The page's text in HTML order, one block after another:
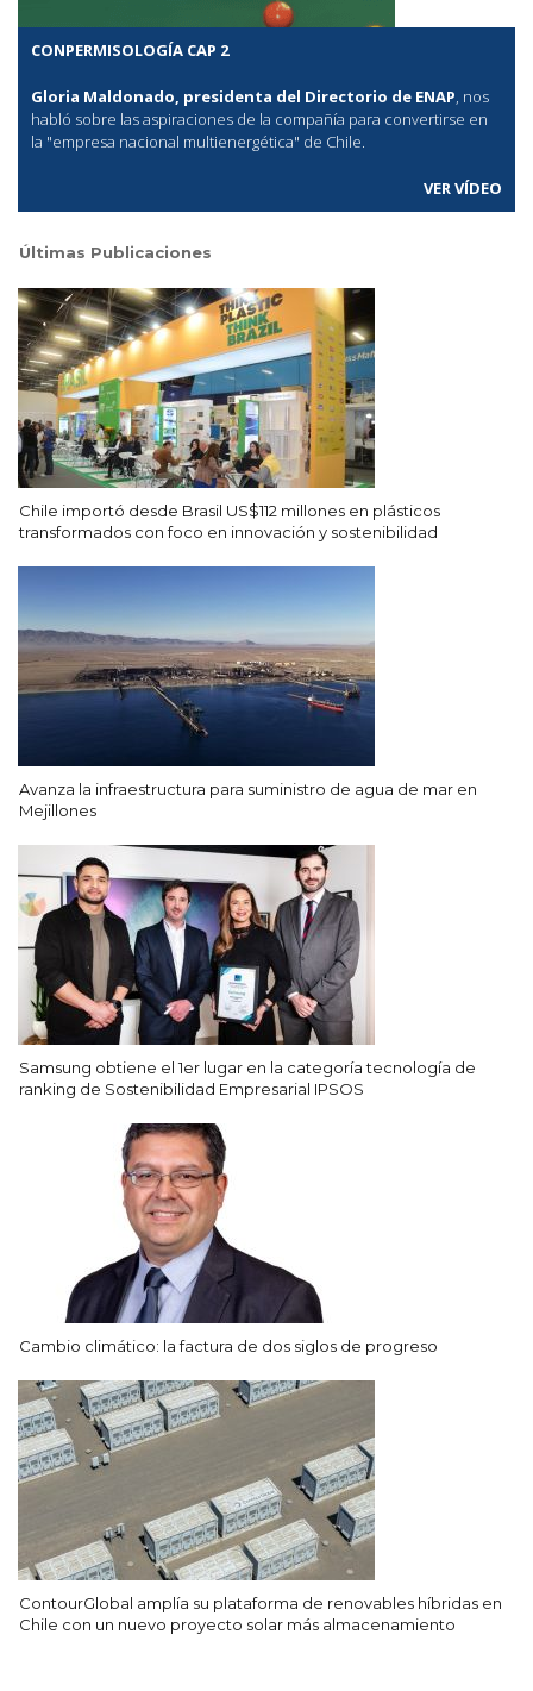
CONPERMISOLOGÍA CAP 2
Gloria Maldonado, presidenta del Directorio de ENAP , nos
habló sobre las aspiraciones de la compañía para convertirse en
la "empresa nacional multienergética" de Chile.
VER VÍDEO
Últimas Publicaciones
Chile importó desde Brasil US$112 millones en plásticos
transformados con foco en innovación y sostenibilidad
Avanza la infraestructura para suministro de agua de mar en
Mejillones
Samsung obtiene el 1er lugar en la categoría tecnología de
ranking de Sostenibilidad Empresarial IPSOS
Cambio climático: la factura de dos siglos de progreso
ContourGlobal amplía su plataforma de renovables híbridas en
Chile con un nuevo proyecto solar más almacenamiento